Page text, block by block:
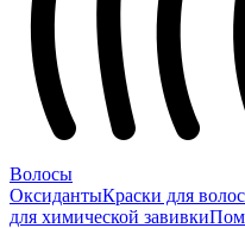
Волосы
ОксидантыКраски для волос
для химической завивки